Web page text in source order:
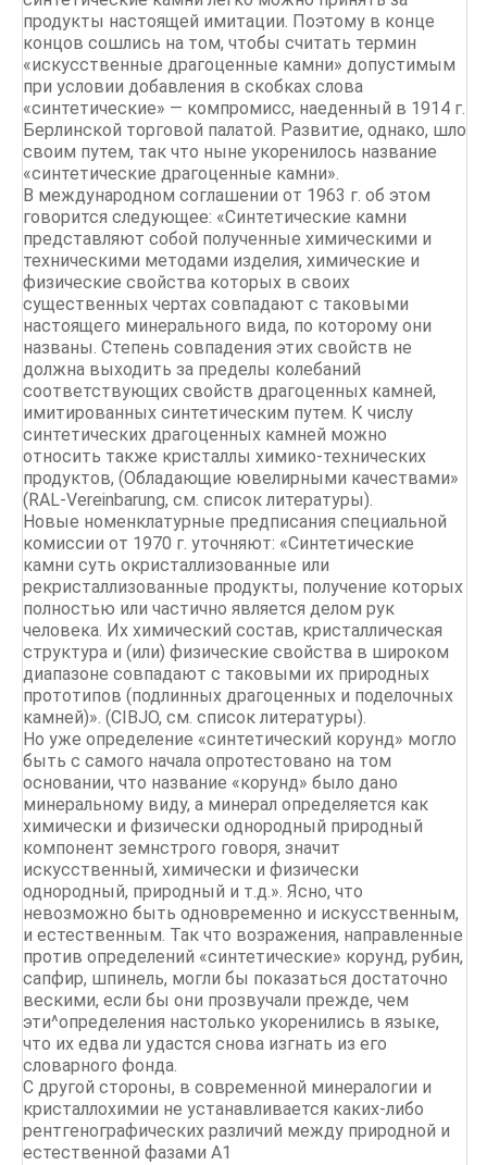
продукты настоящей имитации. Поэтому в конце
концов сошлись на том, чтобы считать термин
«искусственные драгоценные камни» допустимым
при условии добавления в скобках слова
«синтетические» — компромисс, наеденный в 1914 г.
Берлинской торговой палатой. Развитие, однако, шло
своим путем, так что ныне укоренилось название
«синтетические драгоценные камни».
В международном соглашении от 1963 г. об этом
говорится следующее: «Синтетические камни
представляют собой полученные химическими и
техническими методами изделия, химические и
физические свойства которых в своих
существенных чертах совпадают с таковыми
настоящего минерального вида, по которому они
названы. Степень совпадения этих свойств не
должна выходить за пределы колебаний
соответствующих свойств драгоценных камней,
имитированных синтетическим путем. К числу
синтетических драгоценных камней можно
относить также кристаллы химико-технических
продуктов, (Обладающие ювелирными качествами»
(RAL-Vereinbarung, см. список литературы).
Новые номенклатурные предписания специальной
комиссии от 1970 г. уточняют: «Синтетические
камни суть окристаллизованные или
рекристаллизованные продукты, получение которых
полностью или частично является делом рук
человека. Их химический состав, кристаллическая
структура и (или) физические свойства в широком
диапазоне совпадают с таковыми их природных
прототипов (подлинных драгоценных и поделочных
камней)». (CIBJO, см. список литературы).
Но уже определение «синтетический корунд» могло
быть с самого начала опротестовано на том
основании, что название «корунд» было дано
минеральному виду, а минерал определяется как
химически и физически однородный природный
компонент земнстрого говоря, значит
искусственный, химически и физически
однородный, природный и т.д.». Ясно, что
невозможно быть одновременно и искусственным,
и естественным. Так что возражения, направленные
против определений «синтетические» корунд, рубин,
сапфир, шпинель, могли бы показаться достаточно
вескими, если бы они прозвучали прежде, чем
эти^определения настолько укоренились в языке,
что их едва ли удастся снова изгнать из его
словарного фонда.
С другой стороны, в современной минералогии и
кристаллохимии не устанавливается каких-либо
рентгенографических различий между природной и
естественной фазами А1